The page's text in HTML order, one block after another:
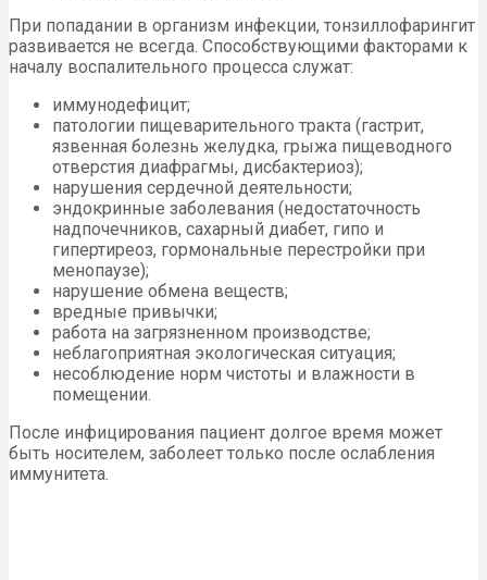
При попадании в организм инфекции, тонзиллофарингит
развивается не всегда. Способствующими факторами к
началу воспалительного процесса служат:
иммунодефицит;
патологии пищеварительного тракта (гастрит,
язвенная болезнь желудка, грыжа пищеводного
отверстия диафрагмы, дисбактериоз);
нарушения сердечной деятельности;
эндокринные заболевания (недостаточность
надпочечников, сахарный диабет, гипо и
гипертиреоз, гормональные перестройки при
менопаузе);
нарушение обмена веществ;
вредные привычки;
работа на загрязненном производстве;
неблагоприятная экологическая ситуация;
несоблюдение норм чистоты и влажности в
помещении.
После инфицирования пациент долгое время может
быть носителем, заболеет только после ослабления
иммунитета.